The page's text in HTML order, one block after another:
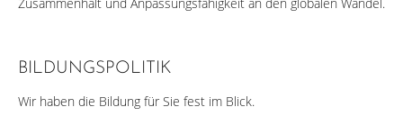
BILDUNGSPOLITIK
Wir haben die Bildung für Sie fest im Blick.